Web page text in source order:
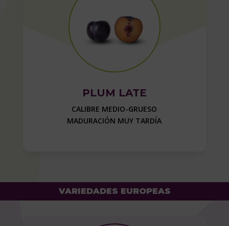
PLUM LATE
CALIBRE MEDIO-GRUESO
MADURACIÓN MUY TARDÍA
VARIEDADES EUROPEAS